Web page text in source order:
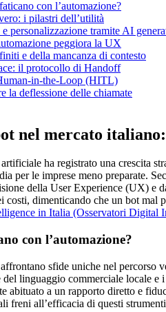
con l’automazione?
i pilastri dell’utilità
personalizzazione tramite AI
peggiora la UX
e della mancanza di contesto
il protocollo di Handoff
in-the-Loop (HITL)
la deflessione delle chiamate
nel mercato
ha registrato una crescita
per le imprese meno preparate.
della User Experience (UX) e
costi, dimenticando che un bot
in Italia (Osservatori Digital
con l’automazione?
sfide uniche nel percorso
del linguaggio commerciale locale
abituato a un rapporto diretto e
freni all’efficacia di questi